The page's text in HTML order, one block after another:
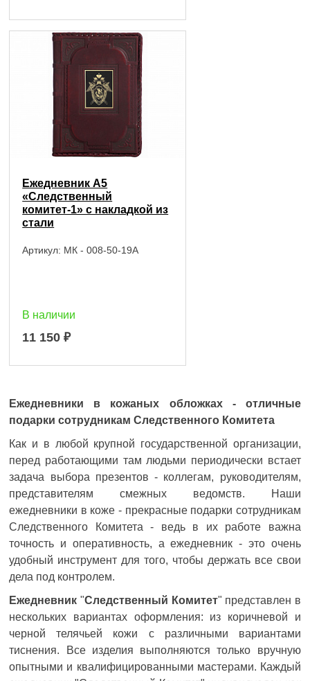
Ежедневник А5
«Следственный
комитет-1» с накладкой из
стали
Артикул: МК - 008-50-19А
В наличии
11 150 ₽
Ежедневники в кожаных обложках - отличные
подарки сотрудникам Следственного Комитета
Как и в любой крупной государственной организации,
перед работающими там людьми периодически встает
задача выбора презентов - коллегам, руководителям,
представителям смежных ведомств. Наши
ежедневники в коже - прекрасные подарки сотрудникам
Следственного Комитета - ведь в их работе важна
точность и оперативность, а ежедневник - это очень
удобный инструмент для того, чтобы держать все свои
дела под контролем.
Ежедневник "Следственный Комитет" представлен в
нескольких вариантах оформления: из коричневой и
черной телячьей кожи с различными вариантами
тиснения. Все изделия выполняются только вручную
опытными и квалифицированными мастерами. Каждый